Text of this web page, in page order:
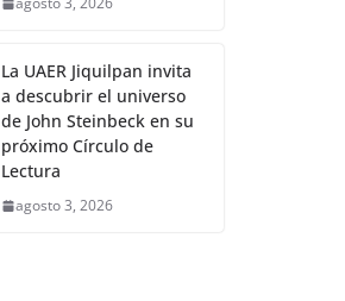
La UAER Jiquilpan invita
a descubrir el universo
de John Steinbeck en su
próximo Círculo de
Lectura
agosto 3, 2026